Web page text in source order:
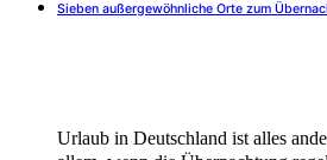
Sieben außergewöhnliche Orte zum
Urlaub in Deutschland ist alles